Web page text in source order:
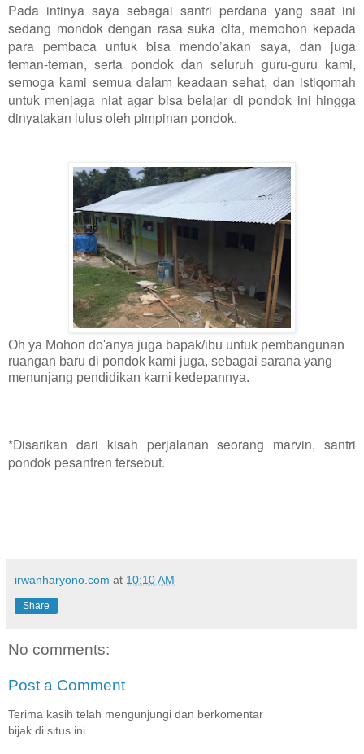
Pada intinya saya sebagai santri perdana yang saat ini
sedang mondok dengan rasa suka cita, memohon kepada
para pembaca untuk bisa mendo’akan saya, dan juga
teman-teman, serta pondok dan seluruh guru-guru kami,
semoga kami semua dalam keadaan sehat, dan istiqomah
untuk menjaga niat agar bisa belajar di pondok ini hingga
dinyatakan lulus oleh pimpinan pondok.
Oh ya Mohon do'anya juga bapak/ibu untuk pembangunan
ruangan baru di pondok kami juga, sebagai sarana yang
menunjang pendidikan kami kedepannya.
*Disarikan dari kisah perjalanan seorang marvin, santri
pondok pesantren tersebut.
irwanharyono.com at 10:10 AM
Share
No comments:
Post a Comment
Terima kasih telah mengunjungi dan berkomentar
bijak di situs ini.